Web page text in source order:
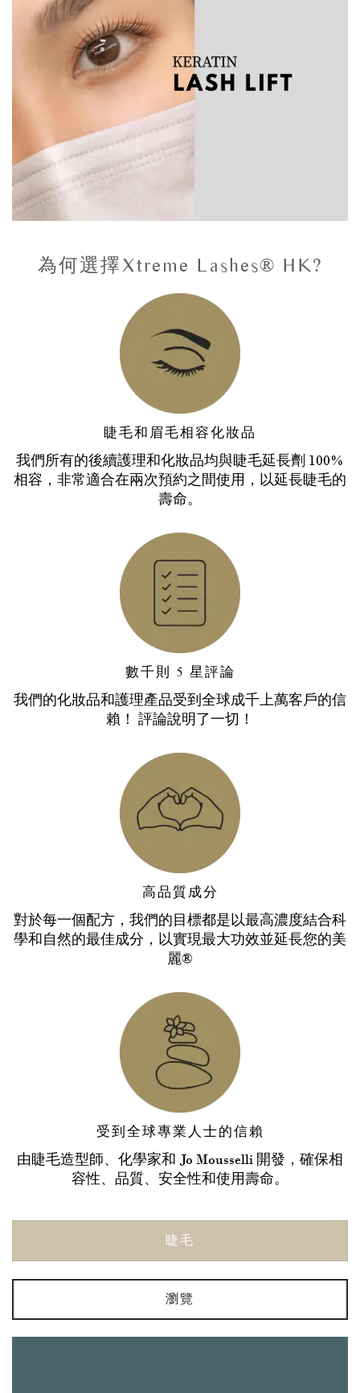
為何選擇Xtreme Lashes® HK?
睫毛和眉毛相容化妝品
我們所有的後續護理和化妝品均與睫毛延長劑 100%
相容，非常適合在兩次預約之間使用，以延長睫毛的
壽命。
數千則 5 星評論
我們的化妝品和護理產品受到全球成千上萬客戶的信
賴！ 評論說明了一切！
高品質成分
對於每一個配方，我們的目標都是以最高濃度結合科
學和自然的最佳成分，以實現最大功效並延長您的美
麗®
受到全球專業人士的信賴
由睫毛造型師、化學家和 Jo Mousselli 開發，確保相
容性、品質、安全性和使用壽命。
睫毛
瀏覽